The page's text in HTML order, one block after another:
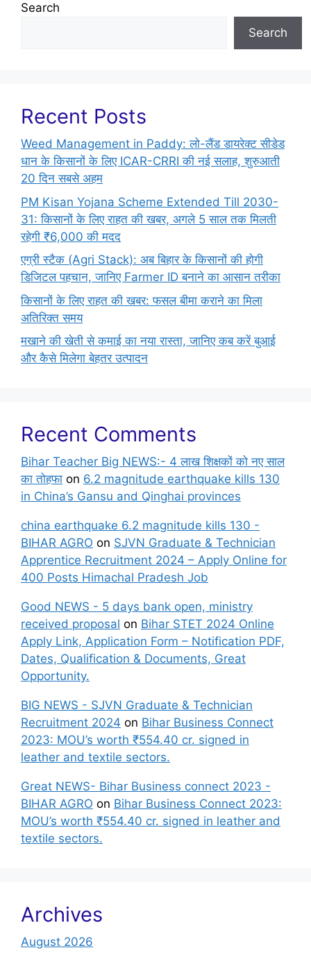
Search
Search
Recent Posts
Weed Management in Paddy: लो-लैंड डायरेक्ट सीडेड
धान के किसानों के लिए ICAR-CRRI की नई सलाह, शुरुआती
20 दिन सबसे अहम
PM Kisan Yojana Scheme Extended Till 2030-
31: किसानों के लिए राहत की खबर, अगले 5 साल तक मिलती
रहेगी ₹6,000 की मदद
एग्री स्टैक (Agri Stack): अब बिहार के किसानों की होगी
डिजिटल पहचान, जानिए Farmer ID बनाने का आसान तरीका
किसानों के लिए राहत की खबर: फसल बीमा कराने का मिला
अतिरिक्त समय
मखाने की खेती से कमाई का नया रास्ता, जानिए कब करें बुआई
और कैसे मिलेगा बेहतर उत्पादन
Recent Comments
Bihar Teacher Big NEWS:- 4 लाख शिक्षकों को नए साल
का तोहफा on 6.2 magnitude earthquake kills 130
in China’s Gansu and Qinghai provinces
china earthquake 6.2 magnitude kills 130 -
BIHAR AGRO on SJVN Graduate & Technician
Apprentice Recruitment 2024 – Apply Online for
400 Posts Himachal Pradesh Job
Good NEWS - 5 days bank open, ministry
received proposal on Bihar STET 2024 Online
Apply Link, Application Form – Notification PDF,
Dates, Qualification & Documents, Great
Opportunity.
BIG NEWS - SJVN Graduate & Technician
Recruitment 2024 on Bihar Business Connect
2023: MOU’s worth ₹554.40 cr. signed in
leather and textile sectors.
Great NEWS- Bihar Business connect 2023 -
BIHAR AGRO on Bihar Business Connect 2023:
MOU’s worth ₹554.40 cr. signed in leather and
textile sectors.
Archives
August 2026